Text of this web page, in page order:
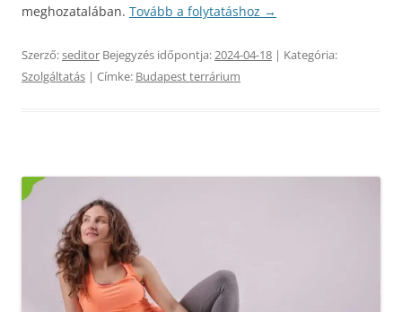
meghozatalában. Tovább a folytatáshoz →
Szerző:seditor Bejegyzés időpontja:2024-04-18 | Kategória:
Szolgáltatás | Címke: Budapest terrárium